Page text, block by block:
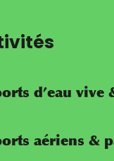
d’eau vive
aériens &